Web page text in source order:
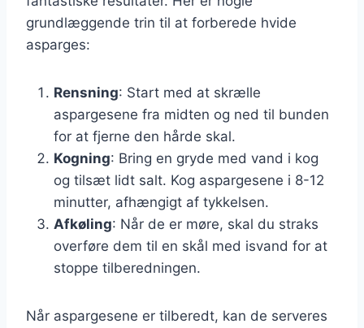
grundlæggende trin til at forberede hvide
asparges:
Rensning: Start med at skrælle
aspargesene fra midten og ned til bunden
for at fjerne den hårde skal.
Kogning: Bring en gryde med vand i kog
og tilsæt lidt salt. Kog aspargesene i 8-12
minutter, afhængigt af tykkelsen.
Afkøling: Når de er møre, skal du straks
overføre dem til en skål med isvand for at
stoppe tilberedningen.
Når aspargesene er tilberedt, kan de serveres